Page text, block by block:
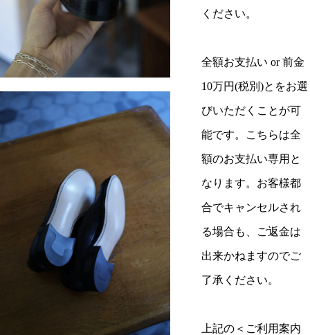
ください。
全額お支払い or 前金
10万円(税別)とをお選
びいただくことが可
能です。こちらは全
額のお支払い専用と
なります。お客様都
合でキャンセルされ
る場合も、ご返金は
出来かねますのでご
了承ください。
上記の＜ご利用案内